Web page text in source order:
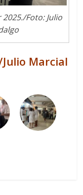
Foto: Julio
Marcial